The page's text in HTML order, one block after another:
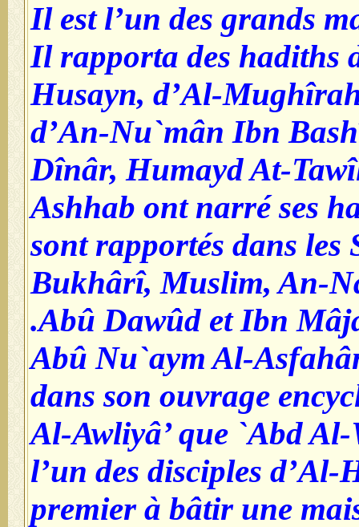
Il est l’un des grands
Il rapporta des hadiths
Husayn, d’Al-
d’An-Nu`mân Ibn
Dînâr, Humayd At-
Ashhab ont narré ses
sont rapportés dans les
Bukhârî, Muslim, An-
Abû Dawûd et Ibn
Abû Nu`aym Al-
dans son ouvrage
Al-Awliyâ’ que `Abd
l’un des disciples d’Al-
premier à bâtir une